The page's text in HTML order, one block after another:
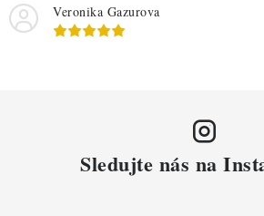
Veronika Gazurova
Sledujte nás na